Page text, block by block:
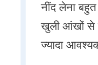
नींद लेना
खुली आंखों से
ज्यादा